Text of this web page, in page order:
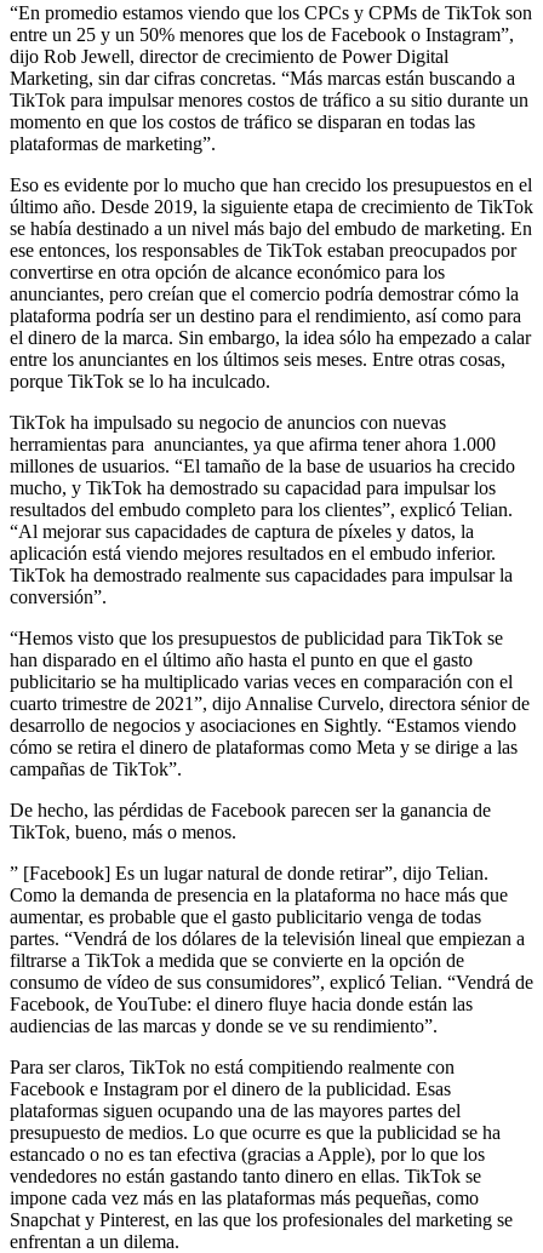
“En promedio estamos viendo que los CPCs y CPMs de TikTok son
entre un 25 y un 50% menores que los de Facebook o Instagram”,
dijo Rob Jewell, director de crecimiento de Power Digital
Marketing, sin dar cifras concretas. “Más marcas están buscando a
TikTok para impulsar menores costos de tráfico a su sitio durante un
momento en que los costos de tráfico se disparan en todas las
plataformas de marketing”.
Eso es evidente por lo mucho que han crecido los presupuestos en el
último año. Desde 2019, la siguiente etapa de crecimiento de TikTok
se había destinado a un nivel más bajo del embudo de marketing. En
ese entonces, los responsables de TikTok estaban preocupados por
convertirse en otra opción de alcance económico para los
anunciantes, pero creían que el comercio podría demostrar cómo la
plataforma podría ser un destino para el rendimiento, así como para
el dinero de la marca. Sin embargo, la idea sólo ha empezado a calar
entre los anunciantes en los últimos seis meses. Entre otras cosas,
porque TikTok se lo ha inculcado.
TikTok ha impulsado su negocio de anuncios con nuevas
herramientas para anunciantes, ya que afirma tener ahora 1.000
millones de usuarios. “El tamaño de la base de usuarios ha crecido
mucho, y TikTok ha demostrado su capacidad para impulsar los
resultados del embudo completo para los clientes”, explicó Telian.
“Al mejorar sus capacidades de captura de píxeles y datos, la
aplicación está viendo mejores resultados en el embudo inferior.
TikTok ha demostrado realmente sus capacidades para impulsar la
conversión”.
“Hemos visto que los presupuestos de publicidad para TikTok se
han disparado en el último año hasta el punto en que el gasto
publicitario se ha multiplicado varias veces en comparación con el
cuarto trimestre de 2021”, dijo Annalise Curvelo, directora sénior de
desarrollo de negocios y asociaciones en Sightly. “Estamos viendo
cómo se retira el dinero de plataformas como Meta y se dirige a las
campañas de TikTok”.
De hecho, las pérdidas de Facebook parecen ser la ganancia de
TikTok, bueno, más o menos.
” [Facebook] Es un lugar natural de donde retirar”, dijo Telian.
Como la demanda de presencia en la plataforma no hace más que
aumentar, es probable que el gasto publicitario venga de todas
partes. “Vendrá de los dólares de la televisión lineal que empiezan a
filtrarse a TikTok a medida que se convierte en la opción de
consumo de vídeo de sus consumidores”, explicó Telian. “Vendrá de
Facebook, de YouTube: el dinero fluye hacia donde están las
audiencias de las marcas y donde se ve su rendimiento”.
Para ser claros, TikTok no está compitiendo realmente con
Facebook e Instagram por el dinero de la publicidad. Esas
plataformas siguen ocupando una de las mayores partes del
presupuesto de medios. Lo que ocurre es que la publicidad se ha
estancado o no es tan efectiva (gracias a Apple), por lo que los
vendedores no están gastando tanto dinero en ellas. TikTok se
impone cada vez más en las plataformas más pequeñas, como
Snapchat y Pinterest, en las que los profesionales del marketing se
enfrentan a un dilema.